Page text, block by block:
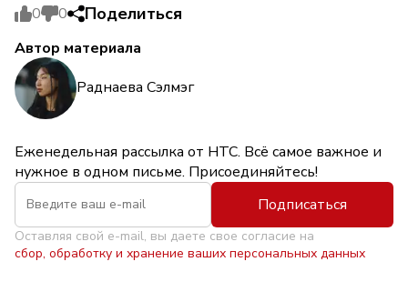
0 0 Поделиться
Автор материала
Раднаева Сэлмэг
Еженедельная рассылка от НТС. Всё самое важное и
нужное в одном письме. Присоединяйтесь!
Подписаться
Оставляя свой e-mail, вы даете свое согласие на
сбор, обработку и хранение ваших персональных данных